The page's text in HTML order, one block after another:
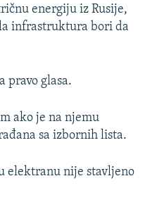
energiju iz Rusije,
infrastruktura bori da
pravo glasa.
ako je na njemu
sa izbornih lista.
elektranu nije stavljeno